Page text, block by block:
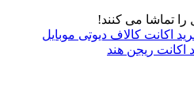
تماشا می کنند!
اکانت کالاف دیوتی موبایل
اکانت ریجن هند